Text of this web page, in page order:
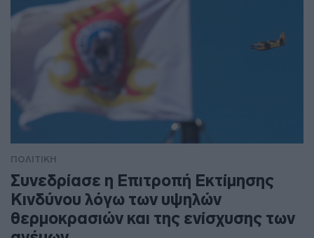
ΠΟΛΙΤΙΚΗ
Συνεδρίασε η Επιτροπή Εκτίμησης
Κινδύνου λόγω των υψηλών
θερμοκρασιών και της ενίσχυσης των